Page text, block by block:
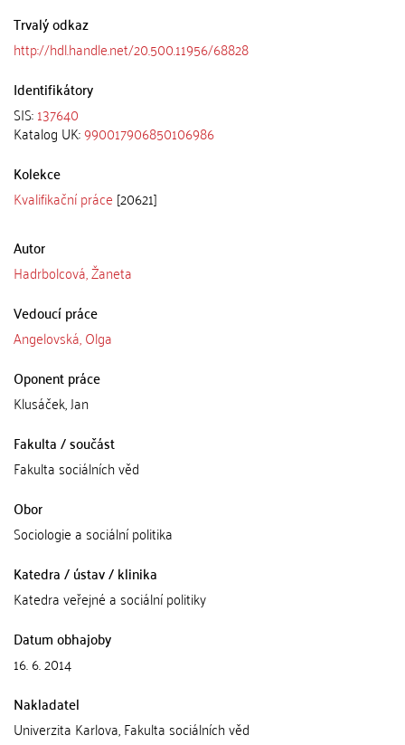
Trvalý odkaz
http://hdl.handle.net/20.500.11956/68828
Identifikátory
SIS:137640
Katalog UK:990017906850106986
Kolekce
Kvalifikační práce [20621]
Autor
Hadrbolcová, Žaneta
Vedoucí práce
Angelovská, Olga
Oponent práce
Klusáček, Jan
Fakulta / součást
Fakulta sociálních věd
Obor
Sociologie a sociální politika
Katedra / ústav / klinika
Katedra veřejné a sociální politiky
Datum obhajoby
16. 6. 2014
Nakladatel
Univerzita Karlova, Fakulta sociálních věd